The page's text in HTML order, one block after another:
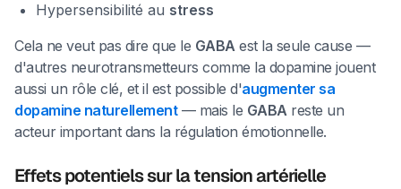
Hypersensibilité au stress
Cela ne veut pas dire que le GABAest la seule cause —
d'autres neurotransmetteurs comme la dopamine jouent
aussi un rôle clé, et il est possible d'augmenter sa
dopamine naturellement— mais le GABAreste un
acteur important dans la régulation émotionnelle.
Effets potentiels sur la tension artérielle